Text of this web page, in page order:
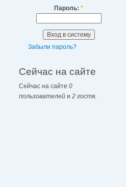
Пароль: *
Забыли пароль?
Сейчас на сайте
Сейчас на сайте 0
пользователей и 2 гостя